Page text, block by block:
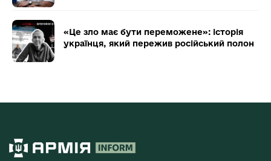
«Це зло має бути переможене»: історія
українця, який пережив російський полон